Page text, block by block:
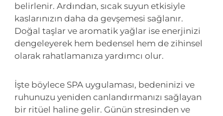
belirlenir. Ardından, sıcak suyun etkisiyle
kaslarınızın daha da gevşemesi sağlanır.
Doğal taşlar ve aromatik yağlar ise enerjinizi
dengeleyerek hem bedensel hem de zihinsel
olarak rahatlamanıza yardımcı olur.
İşte böylece SPA uygulaması, bedeninizi ve
ruhunuzu yeniden canlandırmanızı sağlayan
bir ritüel haline gelir. Günün stresinden ve